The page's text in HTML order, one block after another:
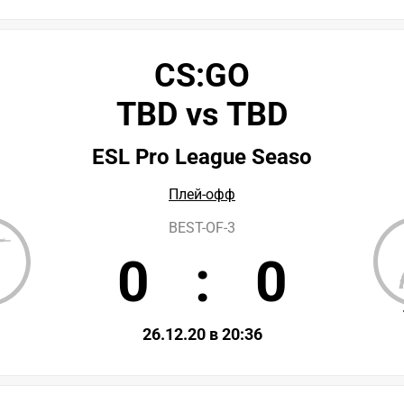
CS:GO
TBD vs TBD
ESL Pro League Seaso
Плей-офф
BEST-OF-3
0 : 0
26.12.20 в 20:36